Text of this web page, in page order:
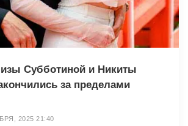
Субботиной и Никиты
за пределами
2025 21:40